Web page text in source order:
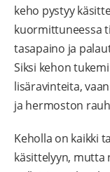
keho pystyy
kuormittuneessa
tasapaino ja
Siksi kehon
lisäravinteita,
ja hermoston
Keholla on kaikki
käsittelyyn,